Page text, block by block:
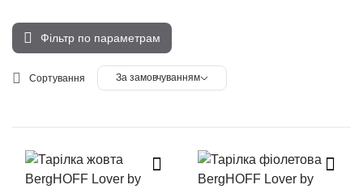
Фільтр по параметрам
Сортування За замовчуванням